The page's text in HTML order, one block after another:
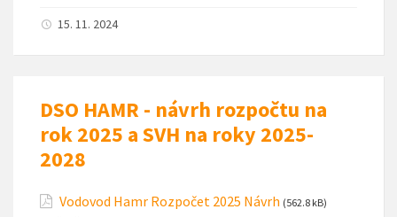
15. 11. 2024
DSO HAMR - návrh rozpočtu na
rok 2025 a SVH na roky 2025-
2028
Vodovod Hamr Rozpočet 2025 Návrh (562.8 kB)